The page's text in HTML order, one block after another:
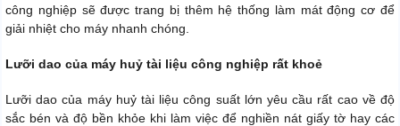
công nghiệp sẽ được trang bị thêm hệ thống làm mát động cơ để
giải nhiệt cho máy nhanh chóng.
Lưỡi dao của máy huỷ tài liệu công nghiệp rất khoẻ
Lưỡi dao của máy huỷ tài liệu công suất lớn yêu cầu rất cao về độ
sắc bén và độ bền khỏe khi làm việc để nghiền nát giấy tờ hay các